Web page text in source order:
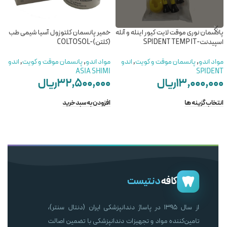
پانسمان نوری موقت لایت کیور اینله و آنله
اسپیدنت-SPIDENT TEMP IT
مواد اندو,پانسمان موقت و کویت,اندو
SPIDENT
۱۳,۰۰۰,۰۰۰ریال
انتخاب گزینه ها
خمیر پانسمان کلتوزول آسیا شیمی طب
(کلتن)-COLTOSOL
مواد اندو,پانسمان موقت و کویت,اندو
ASIA SHIMI
۳۲,۵۰۰,۰۰۰ریال
افزودن به سبد خرید
کافهدنتیست
از سال ۱۳۹۵ در پاساژ دندانپزشکی ایران (دنتال سنتر)،
تامین‌کننده مواد و تجهیزات دندانپزشکی با تضمین اصالت